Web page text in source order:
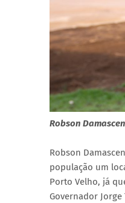
Robson
Robson
população um
Porto Velho, já
Governador Jorge